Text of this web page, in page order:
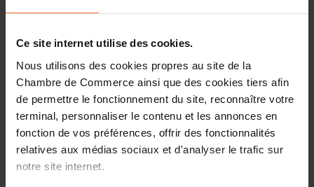
Ce site internet utilise des cookies.
Nous utilisons des cookies propres au site de la
Chambre de Commerce ainsi que des cookies tiers afin
de permettre le fonctionnement du site, reconnaître votre
terminal, personnaliser le contenu et les annonces en
fonction de vos préférences, offrir des fonctionnalités
relatives aux médias sociaux et d'analyser le trafic sur
notre site internet.
présentation et la vente des produits du tabac et des
en leur faveur.
L’initiative européenne vise notamment à améliorer le
fonctionnement du marché intérieur des produits du
tabac et des produits connexes, en renforçant
l’harmonisation des règles nationales applicables à ces
produits.